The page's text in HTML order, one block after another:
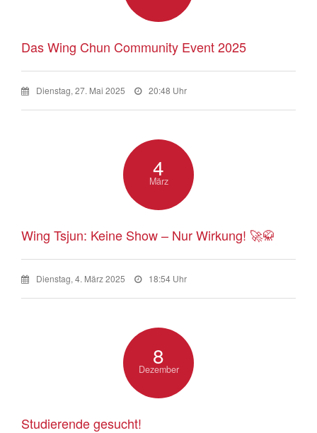
Das Wing Chun Community Event 2025
Dienstag, 27. Mai 2025 20:48 Uhr
4
März
Wing Tsjun: Keine Show – Nur Wirkung! 🚀🥋
Dienstag, 4. März 2025 18:54 Uhr
8
Dezember
Studierende gesucht!